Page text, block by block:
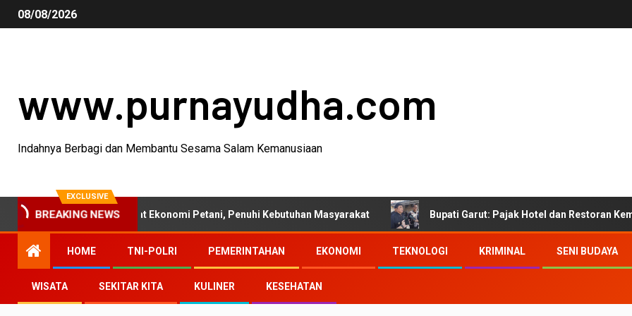
08/08/2026
www.purnayudha.com
Indahnya Berbagi dan Membantu Sesama Salam Kemanusiaan
EXCLUSIVE
BREAKING NEWS
2026 Perkuat Ekonomi Petani, Penuhi Kebutuhan Masyarakat Bupati Garut: Pajak Hotel dan Restoran Kembali ke
HOME TNI-POLRI PEMERINTAHAN EKONOMI TEKNOLOGI KRIMINAL SENI BUDAYA
WISATA SEKITAR KITA KULINER KESEHATAN